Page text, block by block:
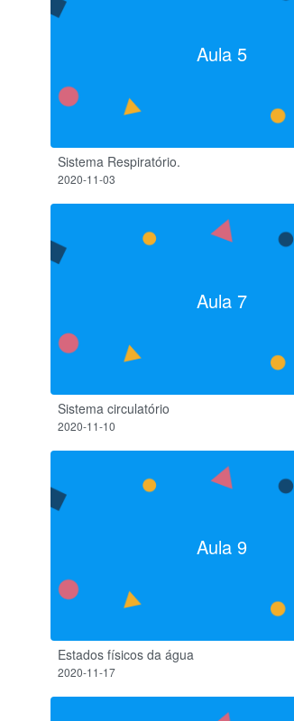
Aula 5
Sistema Respiratório.
2020-11-03
Aula 7
Sistema circulatório
2020-11-10
Aula 9
Estados físicos da água
2020-11-17